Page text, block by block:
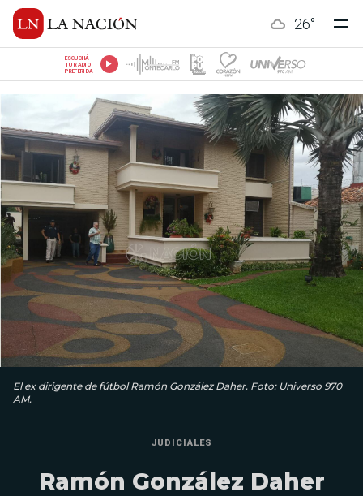
26°
ESCUCHÁ
TU RADIO
PREFERIDA
El ex dirigente de fútbol Ramón González Daher. Foto: Universo 970
AM.
JUDICIALES
Ramón González Daher